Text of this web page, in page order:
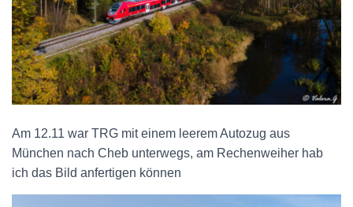
Am 12.11 war TRG mit einem leerem Autozug aus
München nach Cheb unterwegs, am Rechenweiher hab
ich das Bild anfertigen können